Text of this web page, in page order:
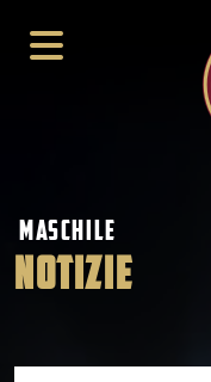
MASCHILE
NOTIZIE